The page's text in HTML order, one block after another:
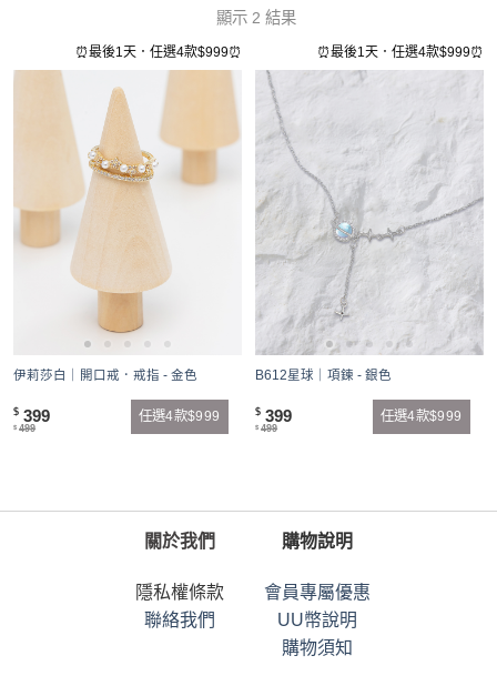
顯示 2 結果
⏰最後1天．任選4款$999⏰
伊莉莎白｜開口戒．戒指 - 金色
$ 399
$ 499
任選4款$999
⏰最後1天．任選4款$999⏰
B612星球｜項鍊 - 銀色
$ 399
$ 499
任選4款$999
關於我們
隱私權條款
聯絡我們
購物說明
會員專屬優惠
UU幣說明
購物須知